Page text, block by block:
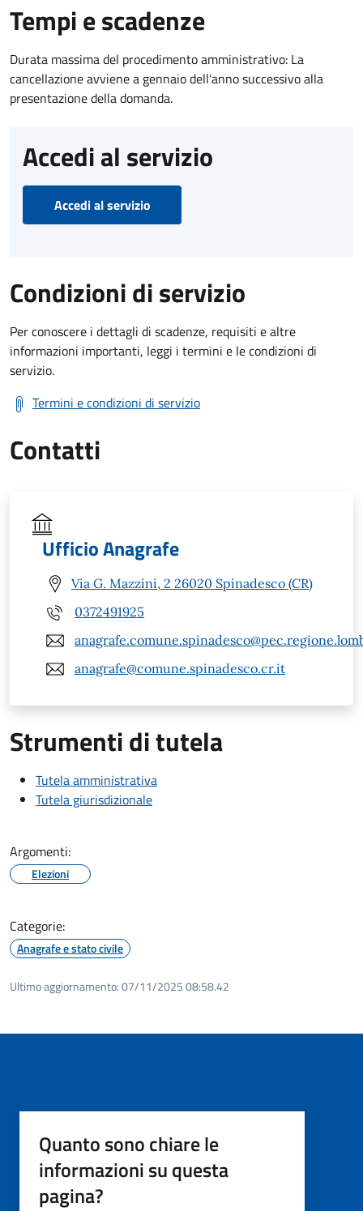
Tempi e scadenze
Durata massima del procedimento amministrativo: La
cancellazione avviene a gennaio dell'anno successivo alla
presentazione della domanda.
Accedi al servizio
Accedi al servizio
Condizioni di servizio
Per conoscere i dettagli di scadenze, requisiti e altre
informazioni importanti, leggi i termini e le condizioni di
servizio.
Termini e condizioni di servizio
Contatti
Ufficio Anagrafe
Via G. Mazzini, 2 26020 Spinadesco (CR)
0372491925
anagrafe@comune.spinadesco.cr.it
Strumenti di tutela
Tutela amministrativa
Tutela giurisdizionale
Argomenti:
Elezioni
Categorie:
Anagrafe e stato civile
Ultimo aggiornamento:07/11/2025 08:58.42
Quanto sono chiare le
informazioni su questa
pagina?